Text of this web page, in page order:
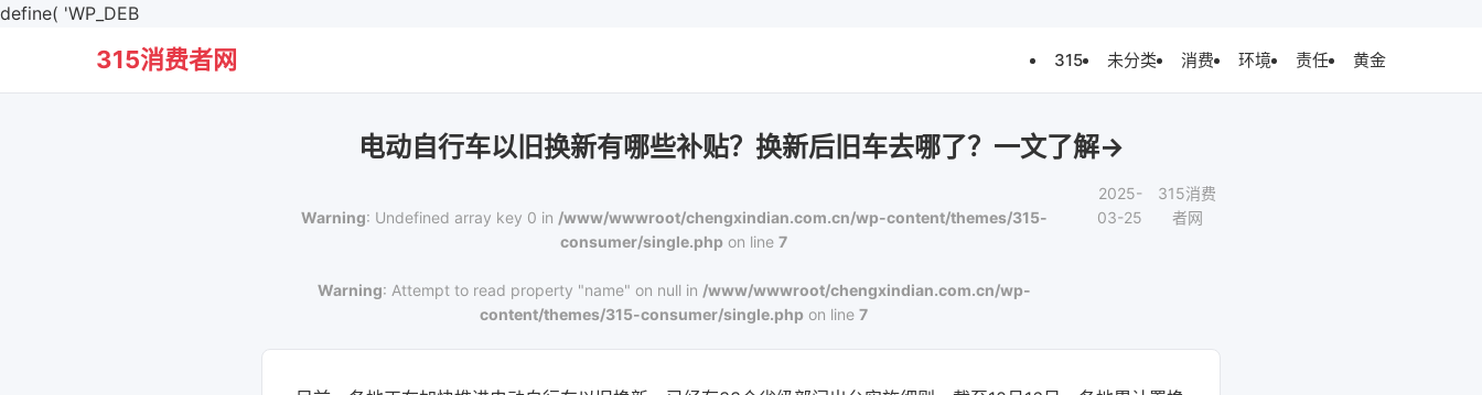
define( 'WP_DEB
315消费者网 315 未分类 消费 环境 责任 黄金
电动自行车以旧换新有哪些补贴？换新后旧车去哪了？一文了解→
Warning: Undefined array key 0 in /www/wwwroot/chengxindian.com.cn/wp-content/themes/315-
consumer/single.php on line7
Warning: Attempt to read property "name" on null in /www/wwwroot/chengxindian.com.cn/wp-
content/themes/315-consumer/single.php on line7
2025-
03-25
315消费
者网